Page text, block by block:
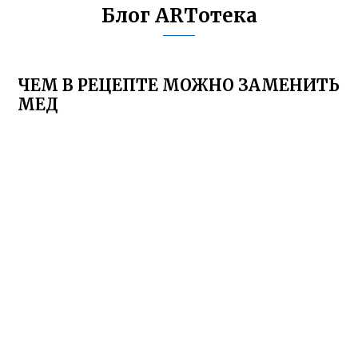
Блог ARTотека
ЧЕМ В РЕЦЕПТЕ МОЖНО ЗАМЕНИТЬ
МЕД